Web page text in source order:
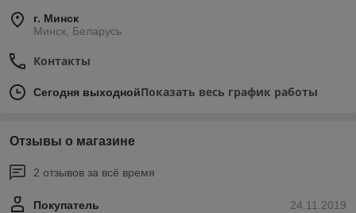
г. Минск
Минск, Беларусь
Контакты
Сегодня выходнойПоказать весь график работы
Отзывы о магазине
2 отзывов за всё время
24.11.2019
Покупатель